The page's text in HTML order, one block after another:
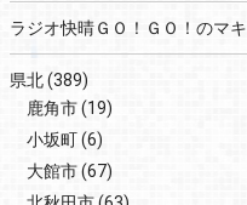
ラジオ快晴ＧＯ！ＧＯ！のマキ
県北(389)
鹿角市(19)
小坂町(6)
大館市(67)